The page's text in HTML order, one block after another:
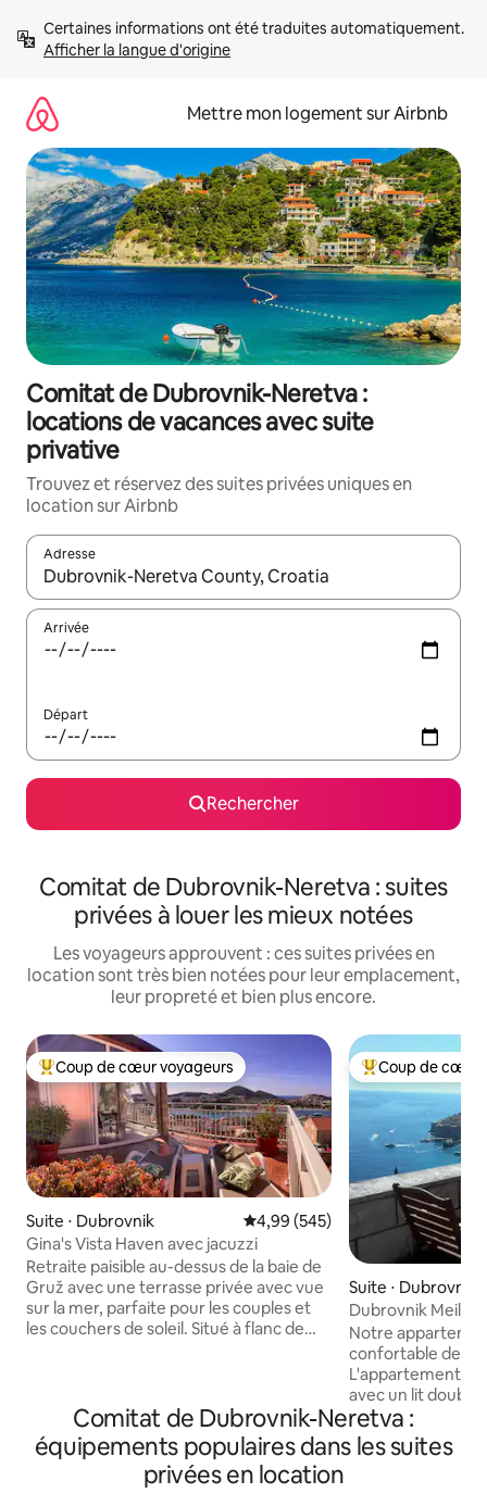
directement
Afficher la langue d'origine
Mettre mon logement sur Airbnb
Comitat de Dubrovnik-Neretva :
locations de vacances avec suite
privative
Trouvez et réservez des suites privées uniques en
location sur Airbnb
Adresse
Lorsque les résultats s'affichent, utilisez les flèches vers le
Arrivée
Départ
Rechercher
Comitat de Dubrovnik-Neretva : suites
privées à louer les mieux notées
Les voyageurs approuvent : ces suites privées en
location sont très bien notées pour leur emplacement,
leur propreté et bien plus encore.
Coups de cœur voyageurs les plus appréciés
Coup de cœur voyageurs
Suite ⋅ Dubrovnik Évaluation moyenne sur la
4,99 (545)
Gina's Vista Haven avec jacuzzi
Retraite paisible au-dessus de la baie de
Gruž avec une terrasse privée avec vue
sur la mer, parfaite pour les couples et
les couchers de soleil. Situé à flanc de
colline, il y a donc beaucoup de marches,
ce qui fait partie du charme de
Dubrovnik 😄. Si vous arrivez en taxi ou
en bus, ce ne sera pas un problème.
Lumineux, moderne, avec Wi-Fi et
Coups de cœur
Coup de cœur
Suite ⋅ Dubrovnik
Dubrovnik
parking privé
Notre
confortable de 25
L'appartement
avec un lit double
lits jumeaux l'un
cuisine (2
à manger. Salle
Comitat de Dubrovnik-Neretva :
équipements populaires dans les suites
privées en location